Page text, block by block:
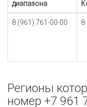
диапазона
8 (961) 761-00-00 8
Регионы
номер +7 961